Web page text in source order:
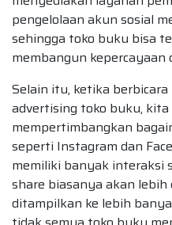
pengelolaan akun sosial
sehingga toko buku bisa
membangun kepercayaan
Selain itu, ketika
advertising toko buku, kita
mempertimbangkan
seperti Instagram dan
memiliki banyak interaksi
share biasanya akan
ditampilkan ke lebih